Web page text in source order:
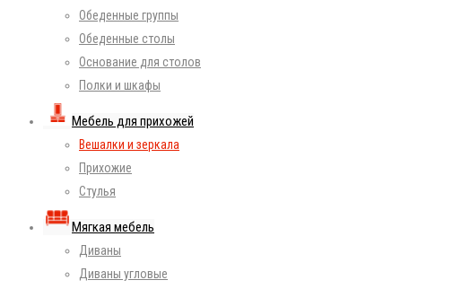
Обеденные группы
Обеденные столы
Основание для столов
Полки и шкафы
Мебель для прихожей
Вешалки и зеркала
Прихожие
Стулья
Мягкая мебель
Диваны
Диваны угловые